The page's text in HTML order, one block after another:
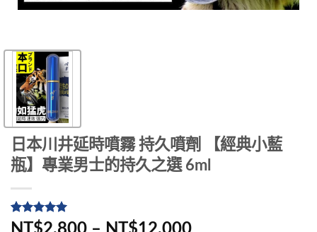
日本川井延時噴霧 持久噴劑 【經典小藍
瓶】專業男士的持久之選 6ml
評分5/
5